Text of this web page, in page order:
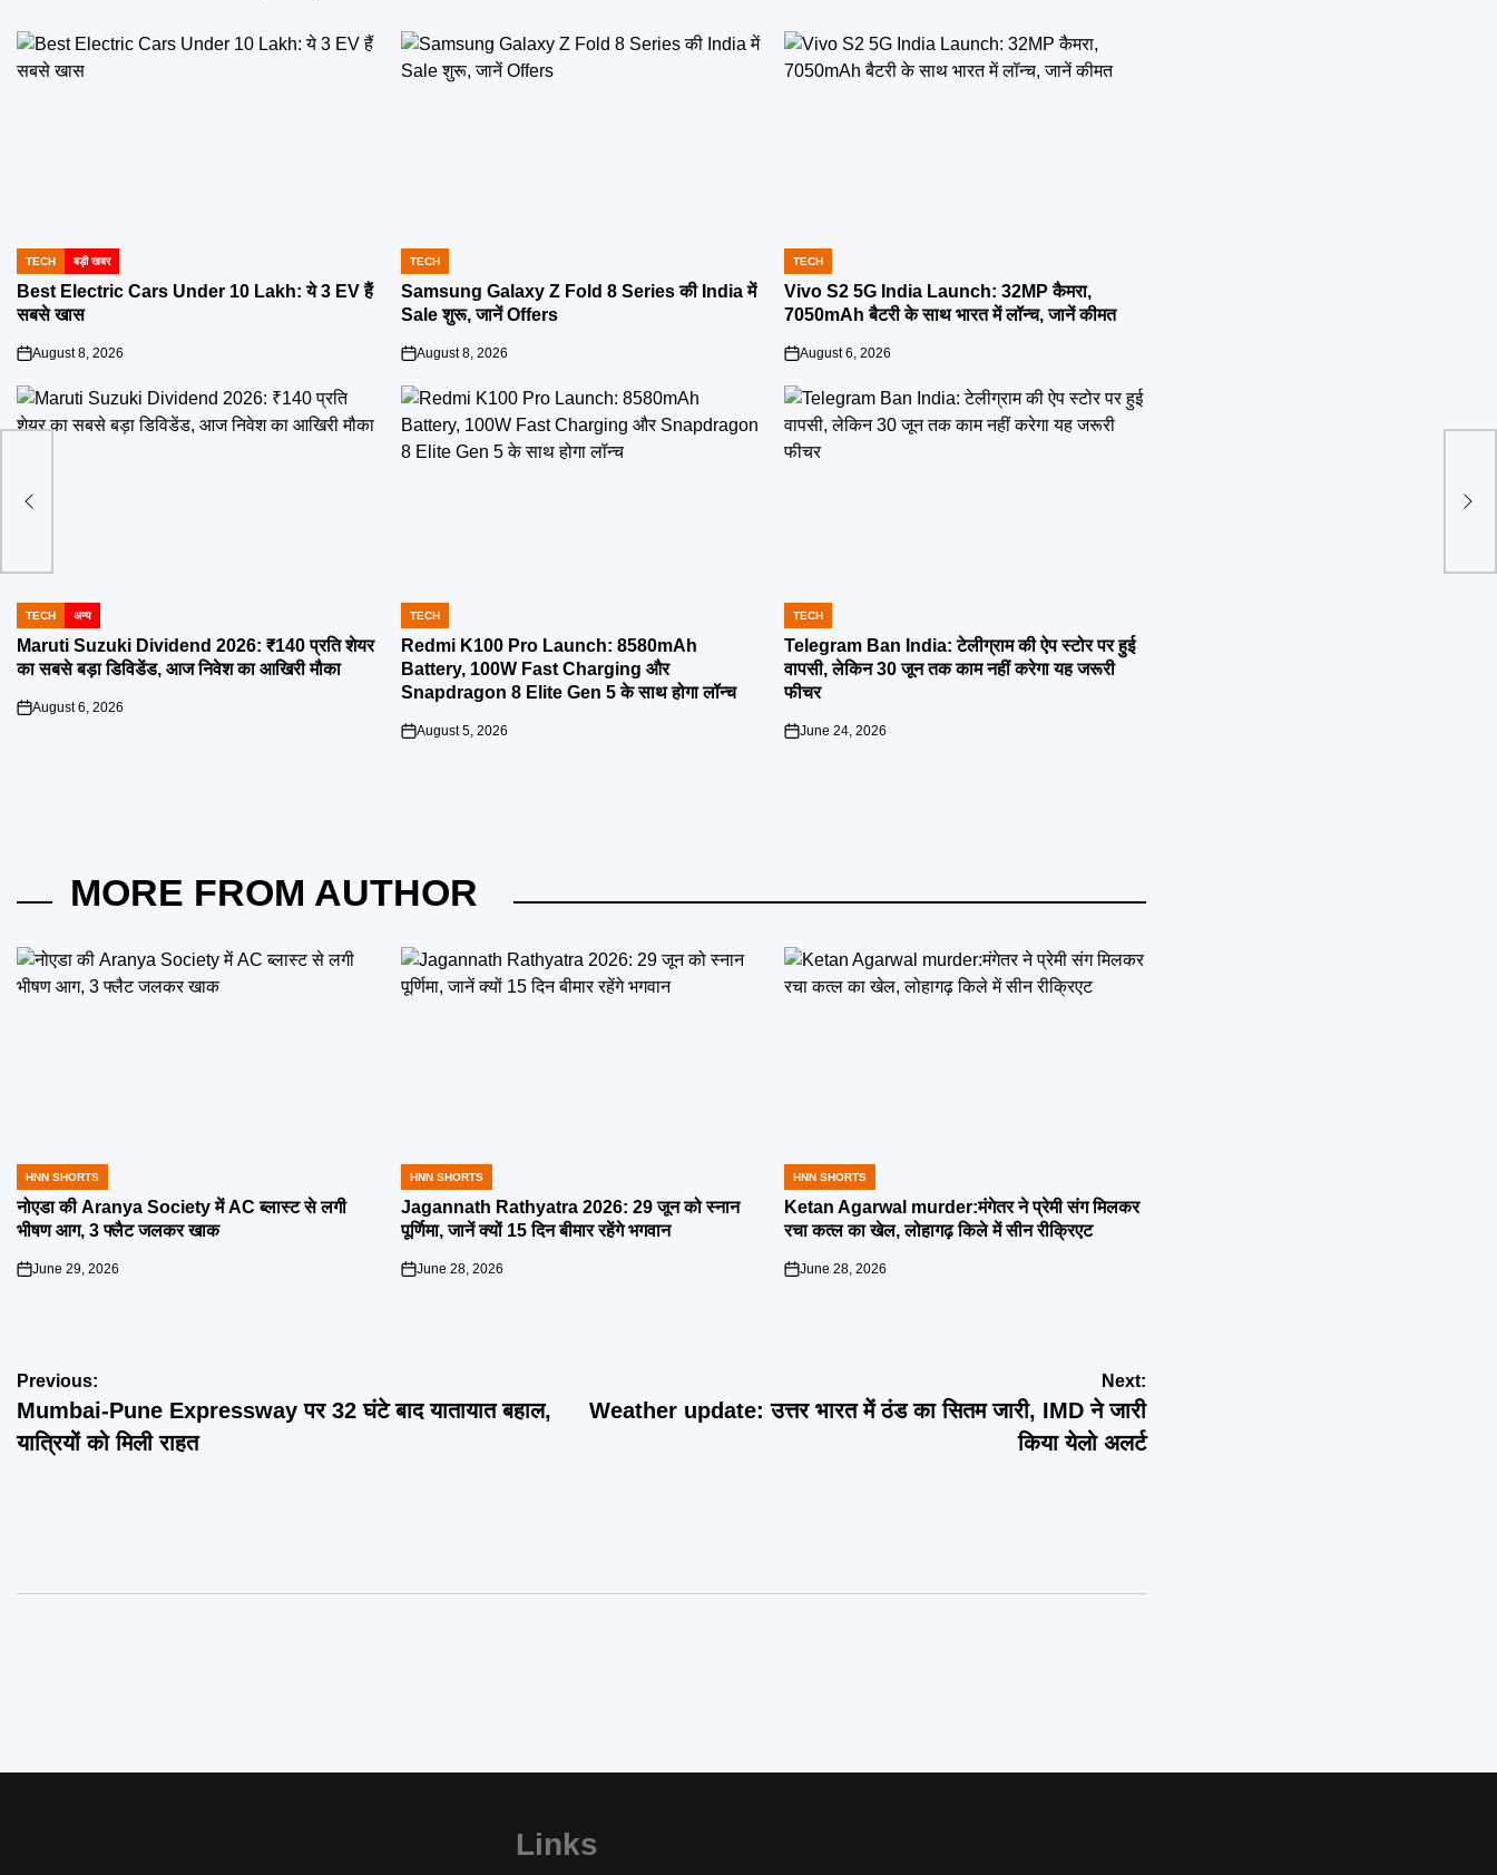
POSTED
IN
TECH बड़ी खबर
Best Electric Cars Under 10 Lakh: ये 3 EV हैं
सबसे खास
on
August 8, 2026
POSTED
IN
TECH
Samsung Galaxy Z Fold 8 Series की India में
Sale शुरू, जानें Offers
on
August 8, 2026
POSTED
IN
TECH
Vivo S2 5G India Launch: 32MP कैमरा,
7050mAh बैटरी के साथ भारत में लॉन्च, जानें कीमत
on
August 6, 2026
POSTED
IN
TECH अन्य
Maruti Suzuki Dividend 2026: ₹140 प्रति शेयर
का सबसे बड़ा डिविडेंड, आज निवेश का आखिरी मौका
on
August 6, 2026
POSTED
IN
TECH
Redmi K100 Pro Launch: 8580mAh
Battery, 100W Fast Charging और
Snapdragon 8 Elite Gen 5 के साथ होगा लॉन्च
on
August 5, 2026
POSTED
IN
TECH
Telegram Ban India: टेलीग्राम की ऐप स्टोर पर हुई
वापसी, लेकिन 30 जून तक काम नहीं करेगा यह जरूरी
फीचर
on
June 24, 2026
MORE FROM AUTHOR
POSTED
IN
HNN SHORTS
नोएडा की Aranya Society में AC ब्लास्ट से लगी
भीषण आग, 3 फ्लैट जलकर खाक
on
June 29, 2026
POSTED
IN
HNN SHORTS
Jagannath Rathyatra 2026: 29 जून को स्नान
पूर्णिमा, जानें क्यों 15 दिन बीमार रहेंगे भगवान
on
June 28, 2026
POSTED
IN
HNN SHORTS
Ketan Agarwal murder:मंगेतर ने प्रेमी संग मिलकर
रचा कत्ल का खेल, लोहागढ़ किले में सीन रीक्रिएट
on
June 28, 2026
Post
navigation
Previous:
Mumbai-Pune Expressway पर 32 घंटे बाद यातायात बहाल,
यात्रियों को मिली राहत
Next:
Weather update: उत्तर भारत में ठंड का सितम जारी, IMD ने जारी
किया येलो अलर्ट
Links